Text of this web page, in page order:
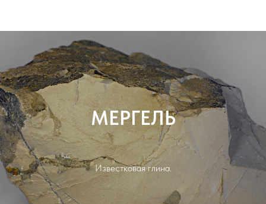
МЕРГЕЛЬ
Известковая глина.